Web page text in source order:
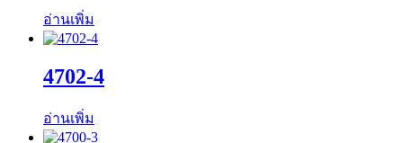
อ่านเพิ่ม
4702-4
อ่านเพิ่ม